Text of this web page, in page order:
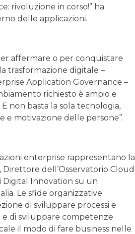
rivoluzione in corso!” ha
delle applicazioni.
affermare o per conquistare
trasformazione digitale –
Application Governance –
richiesto è ampio e
non basta la sola tecnologia,
e motivazione delle persone”.
enterprise rappresentano la
dell’Osservatorio Cloud
Digital Innovation su un
Le sfide organizzative
di sviluppare processi e
e di sviluppare competenze
il modo di fare business nelle